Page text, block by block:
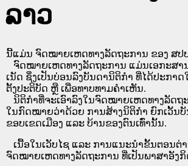
ລາວ
ນີ້ແມ່ນ ຈົດໝາຍເຫດທາງລັດຖະການ ຂອງ ສປ
ຈົດໝາຍເຫດທາງລັດຖະການ ແມ່ນ​ເອ​ກະ​ສາ
ເນັດ ຊຶ່ງ​ເປັນ​ບ່ອນ​ລົງ​ບັນ​ດາ​ນິ​ຕິ​ກຳ ທີ່ໄດ້ປະກາ
ຕັ້ງ​ປະ​ຕິ​ບັດ ຫຼື ເພື່ອທາບທາມຄໍາເຫັນ.
ນິ​ຕິ​ກຳ​ທີ່​ຈະ​ເອົາ​ລົງ​ໃນ​ຈົດ​ໝາຍ​ເຫດ​ທາງ​ລັດ​
ໃນ​ກົດ​ໝາຍ​ວ່າ​ດ້ວຍ​ ການ​ສ້າງ​ນິ​ຕິ​ກຳ ຍົກ​ເວັ້ນ​
ຂອບ​ເຂດ​ເມືອງ ແລະ ບ້ານ​ຂອງ​ຕົນ​ເທົ່າ​ນັ້ນ.
ເນື້ອໃນ​ເວັບ​ໄຊ​ ແລະ ການແນະນໍາຂັ້ນຕອນຕ່
ຈົດໝາຍເຫດທາງລັດຖະການ ທີ່ເປັນພາສາອັງ